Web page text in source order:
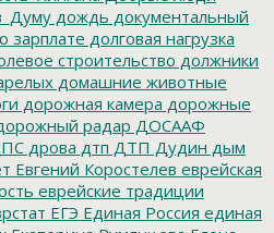
дождь документальный
зарплате долговая нагрузка
строительство должники
домашние животные
дорожная камера дорожные
радар ДОСААФ
дрова дтп ДТП Дудин дым
Евгений Коростелев еврейская
еврейские традиции
ЕГЭ Единая Россия единая